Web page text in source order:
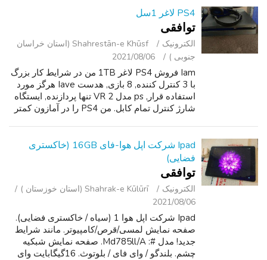
PS4 لاغر 1سل
توافقی
الکترونیک
Shahrestān-e Khūsf (استان خراسان
جنوبی )
2021/08/06
Iam فروش PS4 لاغر 1TB من در شرایط کار بزرگ
با 3 کنترل کننده, 8 بازی, هدست Iave هرگز مورد
استفاده قرار, ps مدل VR 2 تنها پردازنده, ایستگاه
شارژ کنترل تمام کابل. من PS4 را در آمازون کمتر
Ipad شرکت اپل هوا-فای 16GB (خاکستری
فضایی)
توافقی
الکترونیک
Shahrak-e Kūlūrī (استان خوزستان )
2021/08/06
Ipad شرکت اپل هوا 1 (سیاه / خاکستری فضایی).
صفحه نمایش لمسی/قرص/کامپیوتر. مانند شرایط
جدید! مدل #: Md785ll/A. صفحه نمایش شبکیه
چشم. بلندگو / وای فای / بلوتوث. 16گیگابایت وای